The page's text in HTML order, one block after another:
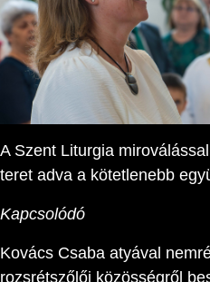
A Szent Liturgia
teret adva a kötetlenebb
Kapcsolódó
Kovács Csaba atyával
rozsrétszőlői közösségről